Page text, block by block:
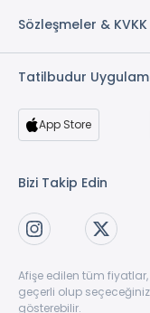
Sözleşmeler & KVKK
Tatilbudur
App Store
Bizi Takip Edin
Afişe edilen tüm
geçerli olup
gösterebilir.